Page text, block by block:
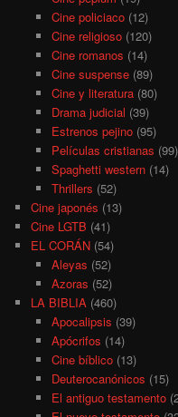
Cine policiaco(12)
Cine religioso(120)
Cine romanos (14)
Cine suspense(89)
Cine y literatura(80)
Drama judicial (39)
Estrenos pejino(95)
Películas cristianas (99)
Spaghetti western(14)
Thrillers (52)
Cine japonés (13)
Cine LGTB (41)
EL CORÁN (54)
Aleyas (52)
Azoras (52)
LA BIBLIA (460)
Apocalipsis (39)
Apócrifos (14)
Cine bíblico(13)
Deuterocanónicos (15)
El antiguo testamento